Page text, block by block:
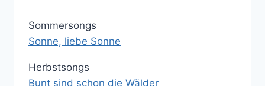
Sommersongs
Sonne, liebe Sonne
Herbstsongs
Bunt sind schon die Wälder